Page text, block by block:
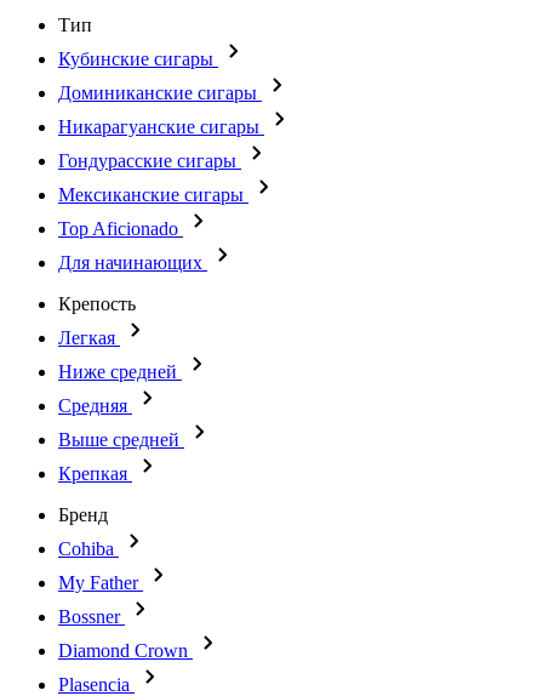
Тип
Кубинские сигары
Доминиканские сигары
Никарагуанские сигары
Гондурасские сигары
Мексиканские сигары
Top Aficionado
Для начинающих
Крепость
Легкая
Ниже средней
Средняя
Выше средней
Крепкая
Бренд
Cohiba
My Father
Bossner
Diamond Crown
Plasencia